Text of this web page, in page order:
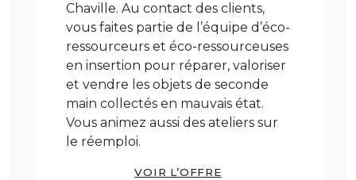
Chaville. Au contact des clients,
vous faites partie de l’équipe d’éco-
ressourceurs et éco-ressourceuses
en insertion pour réparer, valoriser
et vendre les objets de seconde
main collectés en mauvais état.
Vous animez aussi des ateliers sur
le réemploi.
VOIR L’OFFRE